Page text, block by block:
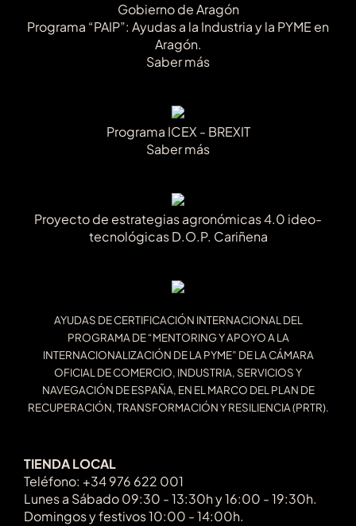
Gobierno de Aragón
Programa “PAIP”: Ayudas a la Industria y la PYME en
Aragón.
Saber más
Programa ICEX - BREXIT
Saber más
Proyecto de estrategias agronómicas 4.0 ideo-
tecnológicas D.O.P. Cariñena
AYUDAS DE CERTIFICACIÓN INTERNACIONAL DEL
PROGRAMA DE “MENTORING Y APOYO A LA
INTERNACIONALIZACIÓN DE LA PYME” DE LA CÁMARA
OFICIAL DE COMERCIO, INDUSTRIA, SERVICIOS Y
NAVEGACIÓN DE ESPAÑA, EN EL MARCO DEL PLAN DE
RECUPERACIÓN, TRANSFORMACIÓN Y RESILIENCIA (PRTR).
TIENDA LOCAL
Teléfono: +34 976 622 001
Lunes a Sábado 09:30 - 13:30h y 16:00 - 19:30h.
Domingos y festivos 10:00 - 14:00h.